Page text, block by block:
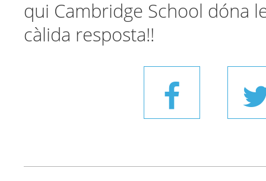
qui Cambridge School dóna
càlida resposta!!